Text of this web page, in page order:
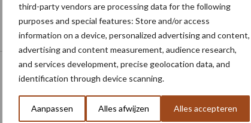
third-party vendors are processing data for the following
purposes and special features: Store and/or access
information on a device, personalized advertising and content,
advertising and content measurement, audience research,
and services development, precise geolocation data, and
identification through device scanning.
Aanpassen Alles afwijzen Alles accepteren
Schrijf u in voor onze nieuwsbrief